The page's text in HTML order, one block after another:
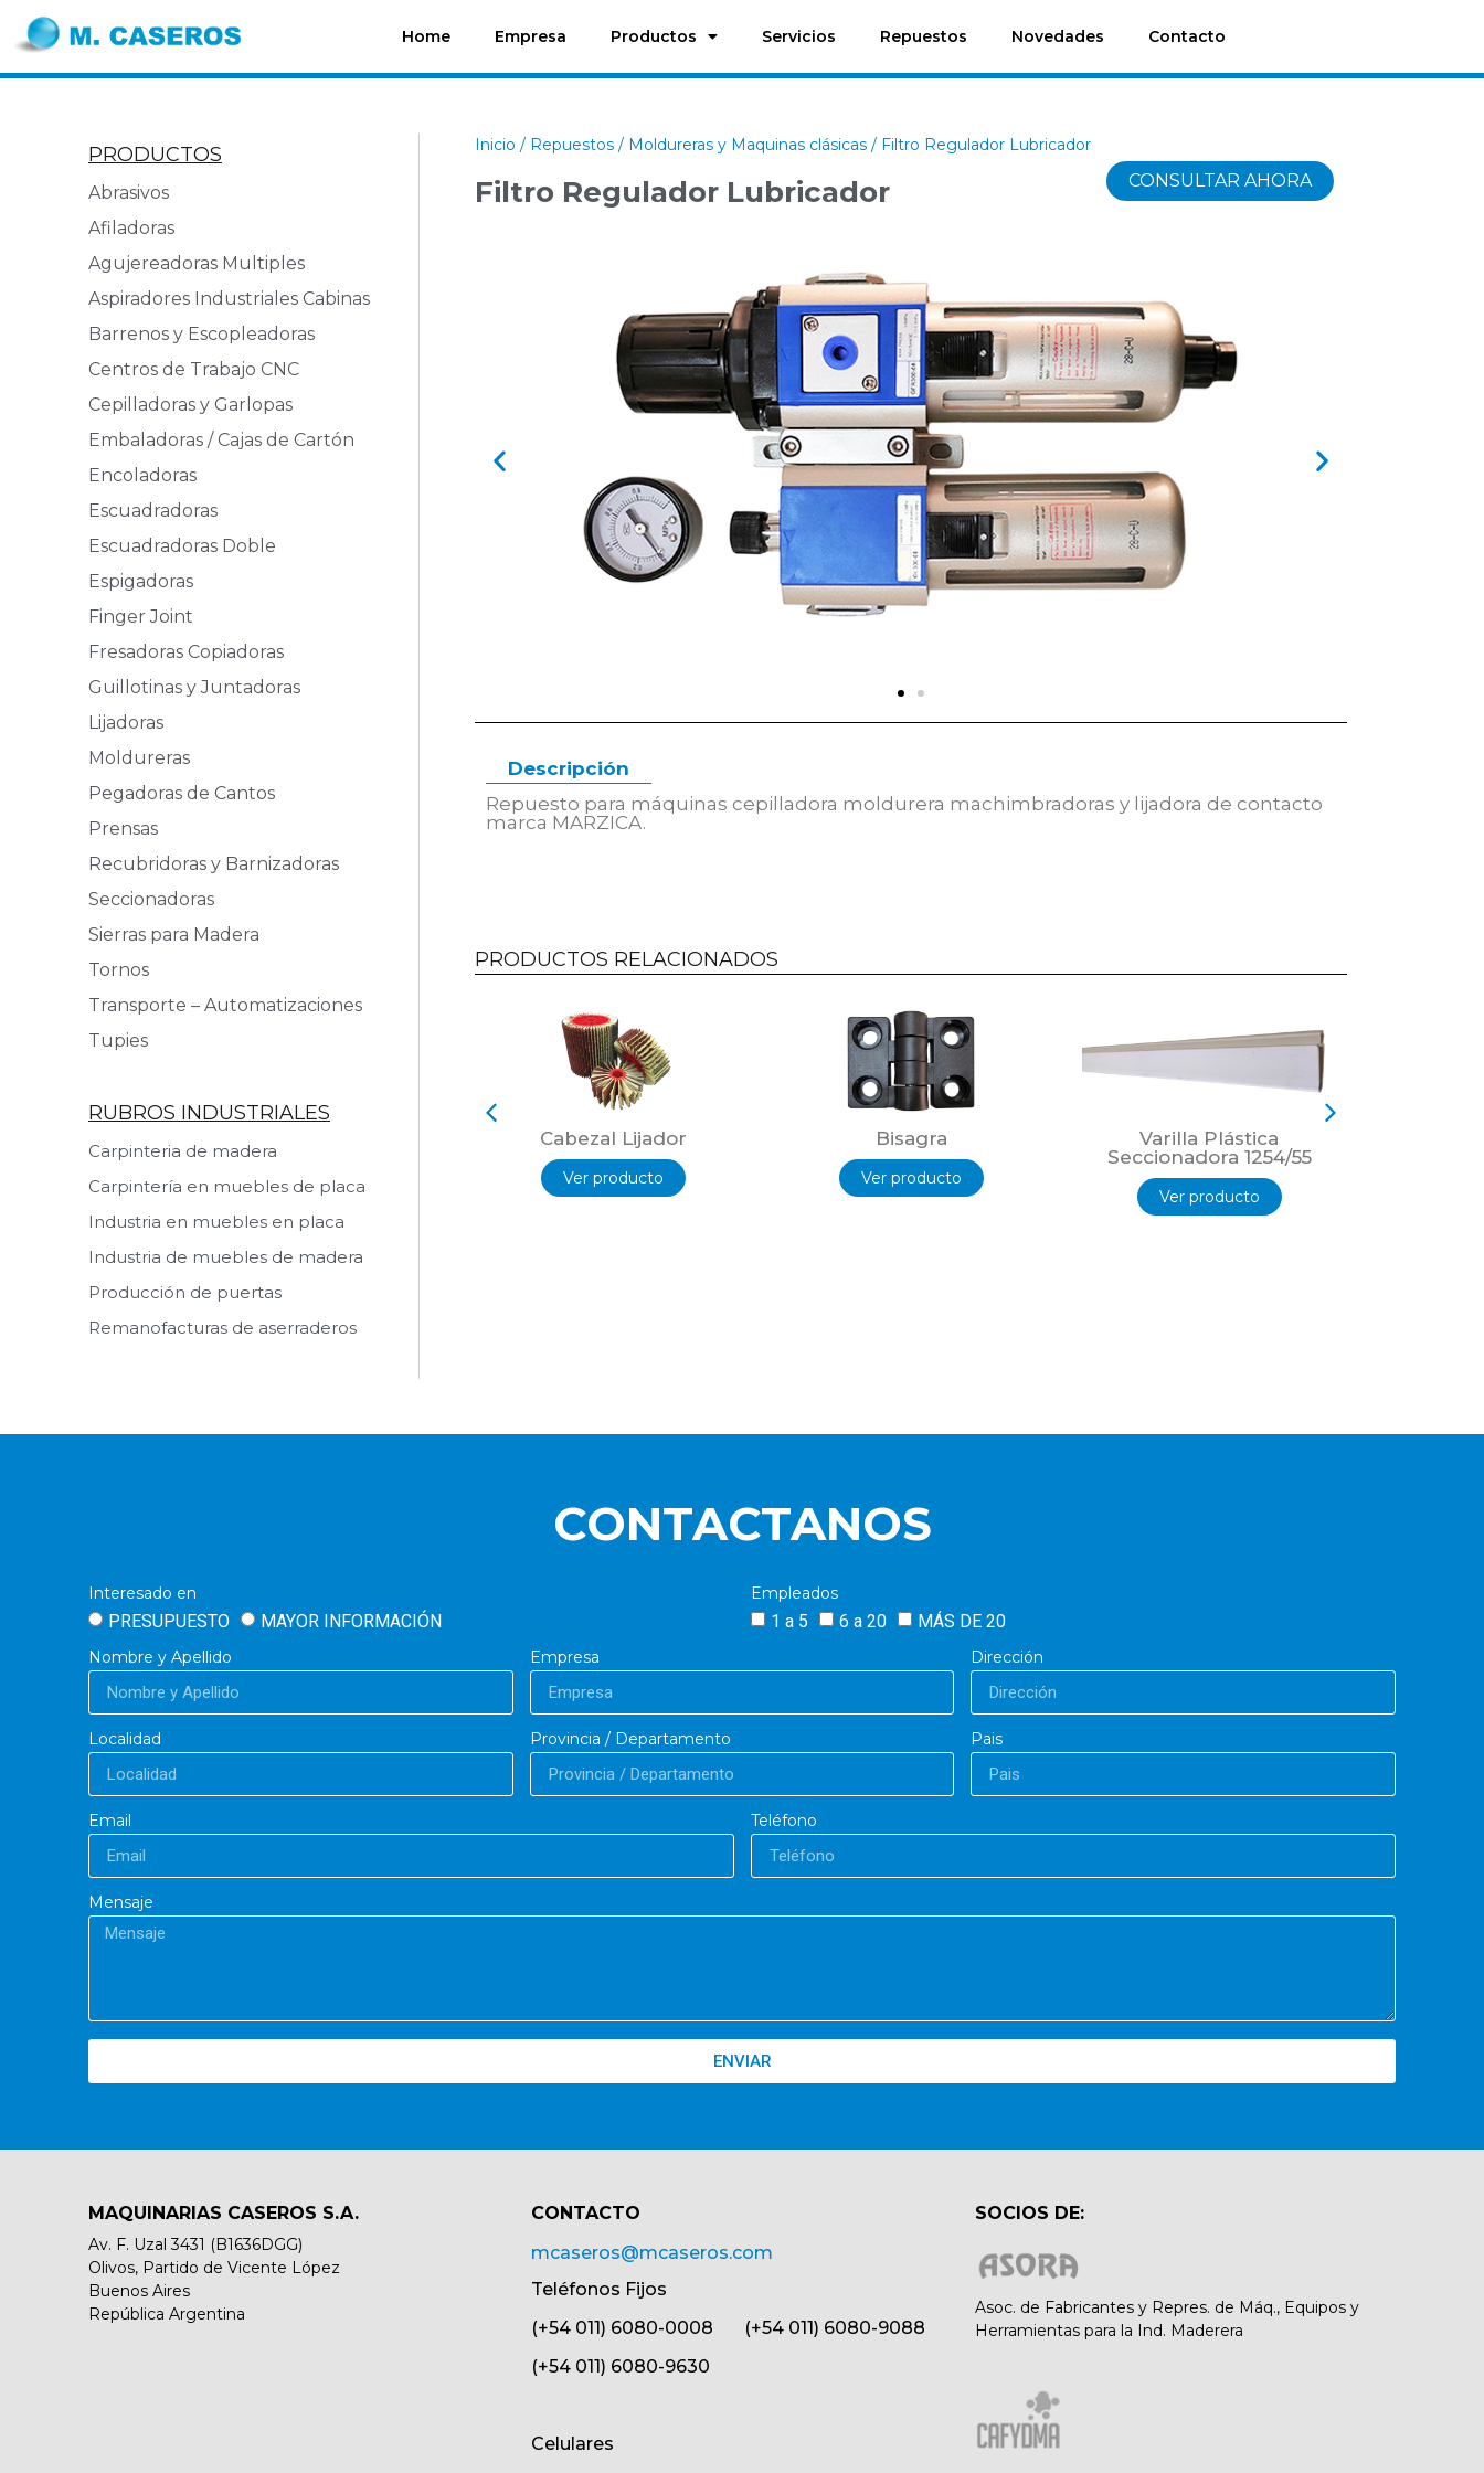
Home Empresa Productos Servicios Repuestos Novedades Contacto
PRODUCTOS
Abrasivos
Afiladoras
Agujereadoras Multiples
Aspiradores Industriales Cabinas
Barrenos y Escopleadoras
Centros de Trabajo CNC
Cepilladoras y Garlopas
Embaladoras / Cajas de Cartón
Encoladoras
Escuadradoras
Escuadradoras Doble
Espigadoras
Finger Joint
Fresadoras Copiadoras
Guillotinas y Juntadoras
Lijadoras
Moldureras
Pegadoras de Cantos
Prensas
Recubridoras y Barnizadoras
Seccionadoras
Sierras para Madera
Tornos
Transporte – Automatizaciones
Tupies
RUBROS INDUSTRIALES
Carpinteria de madera
Carpintería en muebles de placa
Industria en muebles en placa
Industria de muebles de madera
Producción de puertas
Remanofacturas de aserraderos
Inicio / Repuestos / Moldureras y Maquinas clásicas / Filtro Regulador Lubricador
Filtro Regulador Lubricador CONSULTAR AHORA
Descripción
Repuesto para máquinas cepilladora moldurera machimbradoras y lijadora de contacto
marca MARZICA.
PRODUCTOS RELACIONADOS
Ver producto
Cabezal Lijador
Ver producto
Bisagra
Ver producto
Varilla Plástica
Seccionadora 1254/55
Ver producto
CONTACTANOS
Interesado en
PRESUPUESTO MAYOR INFORMACIÓN
Empleados
1 a 5 6 a 20 MÁS DE 20
Nombre y Apellido Empresa Dirección
Localidad Provincia / Departamento Pais
Email Teléfono
Mensaje
ENVIAR
MAQUINARIAS CASEROS S.A.
Av. F. Uzal 3431 (B1636DGG)
Olivos, Partido de Vicente López
Buenos Aires
República Argentina
CONTACTO​
mcaseros@mcaseros.com
Teléfonos Fijos
(+54 011) 6080-0008 (+54 011) 6080-9088
(+54 011) 6080-9630
Celulares
SOCIOS DE:
Asoc. de Fabricantes y Repres. de Máq., Equipos y
Herramientas para la Ind. Maderera